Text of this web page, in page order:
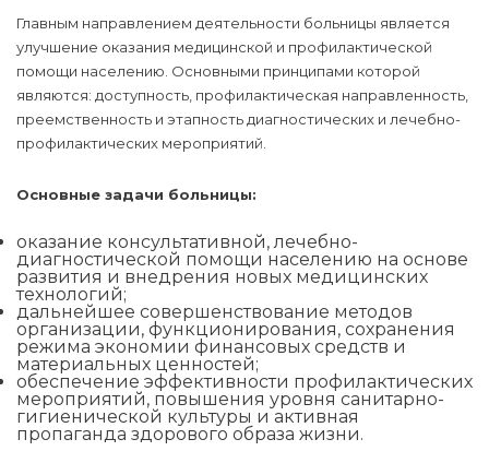
Главным направлением деятельности больницы является
улучшение оказания медицинской и профилактической
помощи населению. Основными принципами которой
являются: доступность, профилактическая направленность,
преемственность и этапность диагностических и лечебно-
профилактических мероприятий.
Основные задачи больницы:
оказание консультативной, лечебно-
диагностической помощи населению на основе
развития и внедрения новых медицинских
технологий;
дальнейшее совершенствование методов
организации, функционирования, сохранения
режима экономии финансовых средств и
материальных ценностей;
обеспечение эффективности профилактических
мероприятий, повышения уровня санитарно-
гигиенической культуры и активная
пропаганда здорового образа жизни.